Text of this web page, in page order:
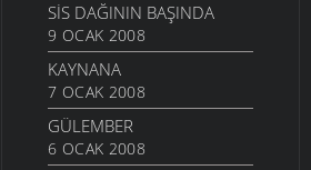
SIS DAĞININ BAŞINDA
9 OCAK 2008
KAYNANA
7 OCAK 2008
GÜLEMBER
6 OCAK 2008